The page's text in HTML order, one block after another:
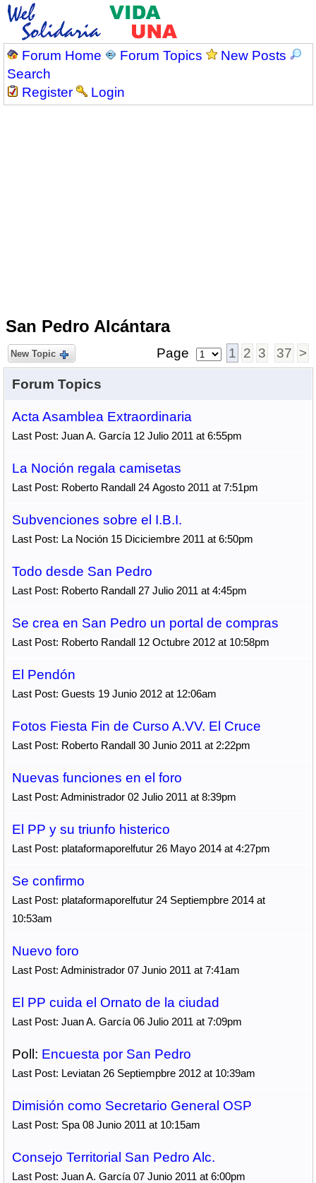
Forum Home Forum Topics
New Posts
Search
Register
Login
San Pedro Alcántara
New Topic Page 1 2 3 37 >
Forum Topics
Acta Asamblea Extraordinaria
Last Post: Juan A. García 12 Julio 2011 at 6:55pm
La Noción regala camisetas
Last Post: Roberto Randall 24 Agosto 2011 at 7:51pm
Subvenciones sobre el I.B.I.
Last Post: La Noción 15 Diciciembre 2011 at 6:50pm
Todo desde San Pedro
Last Post: Roberto Randall 27 Julio 2011 at 4:45pm
Se crea en San Pedro un portal de compras
Last Post: Roberto Randall 12 Octubre 2012 at 10:58pm
El Pendón
Last Post: Guests 19 Junio 2012 at 12:06am
Fotos Fiesta Fin de Curso A.VV. El Cruce
Last Post: Roberto Randall 30 Junio 2011 at 2:22pm
Nuevas funciones en el foro
Last Post: Administrador 02 Julio 2011 at 8:39pm
El PP y su triunfo histerico
Last Post: plataformaporelfutur 26 Mayo 2014 at 4:27pm
Se confirmo
Last Post: plataformaporelfutur 24 Septiempbre 2014 at
10:53am
Nuevo foro
Last Post: Administrador 07 Junio 2011 at 7:41am
El PP cuida el Ornato de la ciudad
Last Post: Juan A. García 06 Julio 2011 at 7:09pm
Poll: Encuesta por San Pedro
Last Post: Leviatan 26 Septiempbre 2012 at 10:39am
Dimisión como Secretario General OSP
Last Post: Spa 08 Junio 2011 at 10:15am
Consejo Territorial San Pedro Alc.
Last Post: Juan A. García 07 Junio 2011 at 6:00pm